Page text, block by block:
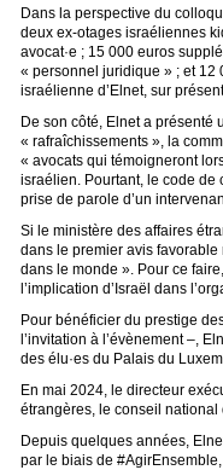
Dans la perspective du
deux ex-otages israéliennes
avocat·e ; 15 000 euros
« personnel juridique » ; et 12
israélienne d’Elnet, sur
De son côté, Elnet a présenté
« rafraîchissements », la
« avocats qui témoigneront
israélien. Pourtant, le code de
prise de parole d’un
Si le ministère des affaires
dans le premier avis favorable
dans le monde ». Pour ce
l’implication d’Israël dans
Pour bénéficier du prestige
l’invitation à l’évènement –,
des élu·es du Palais du
En mai 2024, le directeur
étrangères, le conseil national
Depuis quelques années,
par le biais de